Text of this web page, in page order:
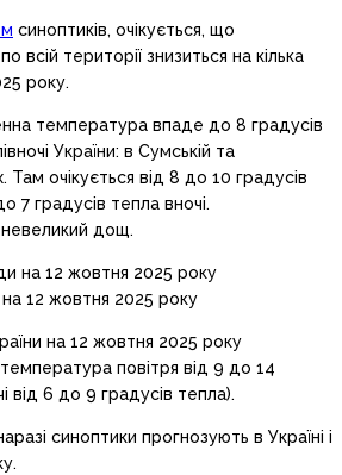
синоптиків, очікується, що
всій території знизиться на кілька
року.
температура впаде до 8 градусів
України: в Сумській та
Там очікується від 8 до 10 градусів
7 градусів тепла вночі.
дощ.
12 жовтня 2025 року
на 12 жовтня 2025 року
повітря від 9 до 14
від 6 до 9 градусів тепла).
синоптики прогнозують в Україні і